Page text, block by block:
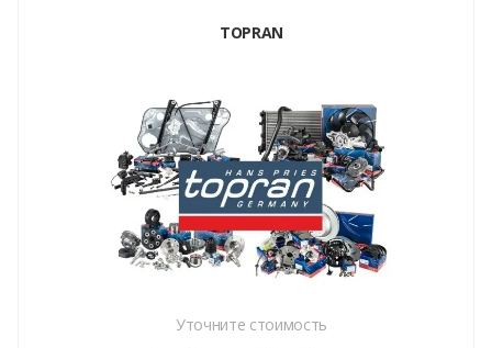
TOPRAN
Уточните стоимость